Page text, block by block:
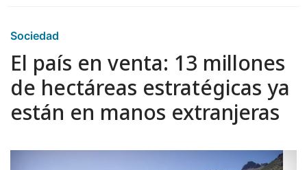
Sociedad
El país en venta: 13 millones
de hectáreas estratégicas ya
están en manos extranjeras